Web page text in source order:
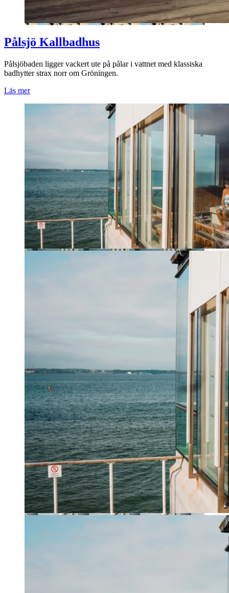
Pålsjö Kallbadhus
Pålsjöbaden ligger vackert ute på pålar i vattnet med klassiska
badhytter strax norr om Gröningen.
Läs mer